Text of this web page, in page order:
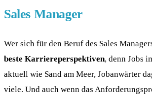
Sales Manager
Wer sich für den Beruf des Sales
beste Karriereperspektiven, denn Jobs
aktuell wie Sand am Meer, Jobanwärter
viele. Und auch wenn das